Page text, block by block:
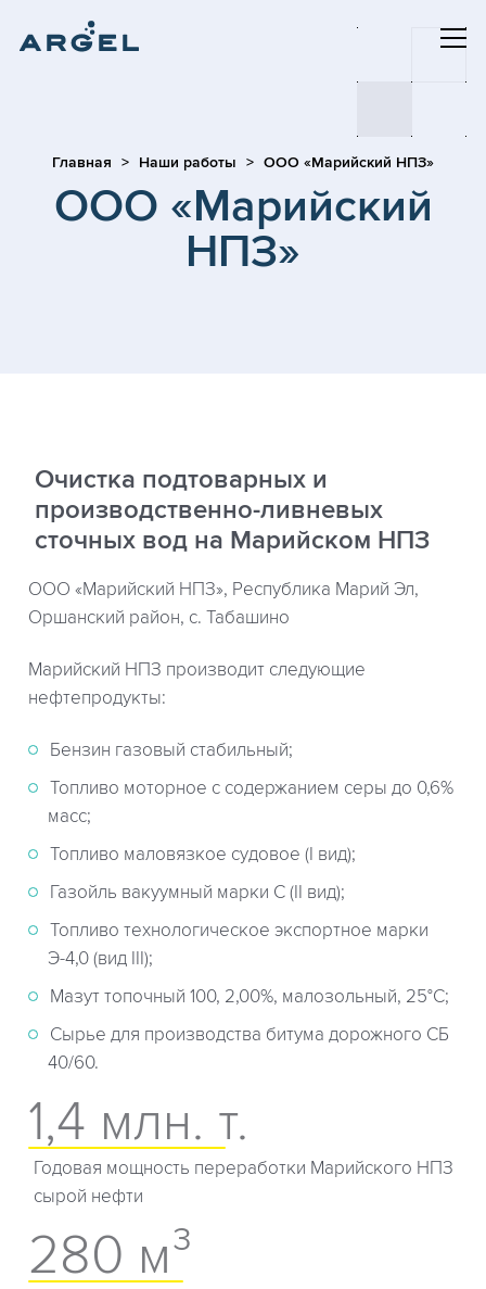
Главная Наши работы ООО «Марийский НПЗ»
ООО «Марийский
НПЗ»
Очистка подтоварных и
производственно-ливневых
сточных вод на Марийском НПЗ
ООО «Марийский НПЗ», Республика Марий Эл,
Оршанский район, с. Табашино
Марийский НПЗ производит следующие
нефтепродукты:
Бензин газовый стабильный;
Топливо моторное с содержанием серы до 0,6%
масс;
Топливо маловязкое судовое (I вид);
Газойль вакуумный марки С (II вид);
Топливо технологическое экспортное марки
Э-4,0 (вид III);
Мазут топочный 100, 2,00%, малозольный, 25°С;
Сырье для производства битума дорожного СБ
40/60.
1,4 млн. т.
Годовая мощность переработки Марийского НПЗ
сырой нефти
280 м³